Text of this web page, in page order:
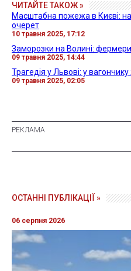
ЧИТАЙТЕ ТАКОЖ »
Масштабна пожежа в Києві: на
очерет
10 травня 2025, 17:12
Заморозки на Волині:
09 травня 2025, 14:44
Трагедія у Львові: у
09 травня 2025, 02:05
ОСТАННІ ПУБЛІКАЦІЇ »
06 серпня 2026